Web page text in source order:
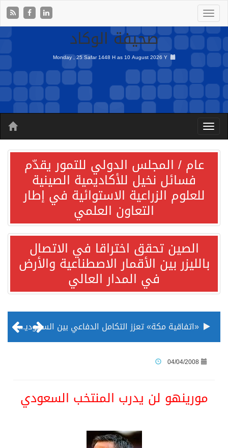
صحيفة الوكاد
Monday , 25 Safar 1448 H as10 August 2026 Y
عام / المجلس الدولي للتمور يقدّم
فسائل نخيل للأكاديمية الصينية
للعلوم الزراعية الاستوائية في إطار
التعاون العلمي
الصين تحقق اختراقا في الاتصال
بالليزر بين الأقمار الاصطناعية والأرض
في المدار العالي
«اتفاقية مكة» تعزز التكامل الدفاعي بين السعودية وتركيا وباكستان
04/04/2008
مورينهو لن يدرب المنتخب السعودي